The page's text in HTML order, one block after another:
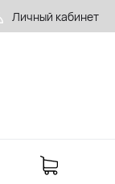
Личный кабинет